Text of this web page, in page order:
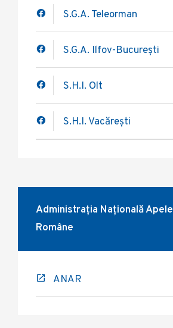
S.G.A. Teleorman
S.G.A. Ilfov-București
S.H.I. Olt
S.H.I. Vacărești
Administrația Națională Apele
Române
ANAR